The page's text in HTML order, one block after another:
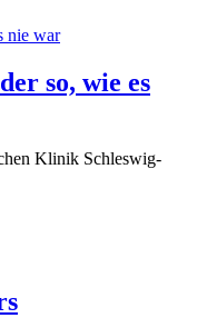
so, wie es
Klinik Schleswig-